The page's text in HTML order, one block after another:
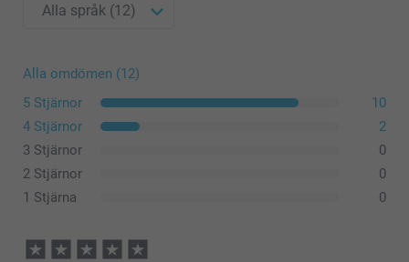
Alla omdömen (12)
5 Stjärnor
10
4 Stjärnor
2
3 Stjärnor
0
2 Stjärnor
0
1 Stjärna
0